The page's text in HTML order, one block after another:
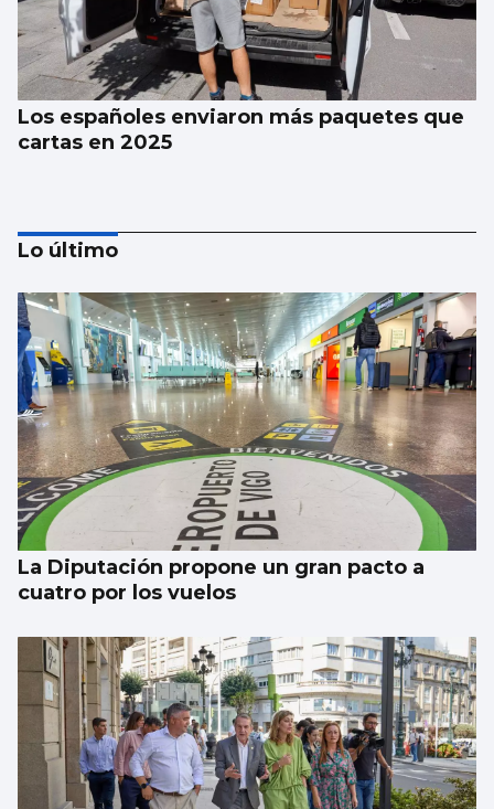
Los españoles enviaron más paquetes que
cartas en 2025
La estadística sugiere que no habrá nubes
el día del eclipse
Lo último
La Diputación propone un gran pacto a
cuatro por los vuelos